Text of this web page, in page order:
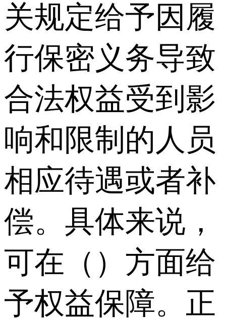
关规定给予因履
行保密义务导致
合法权益受到影
响和限制的人员
相应待遇或者补
偿。具体来说，
可在（）方面给
予权益保障。正